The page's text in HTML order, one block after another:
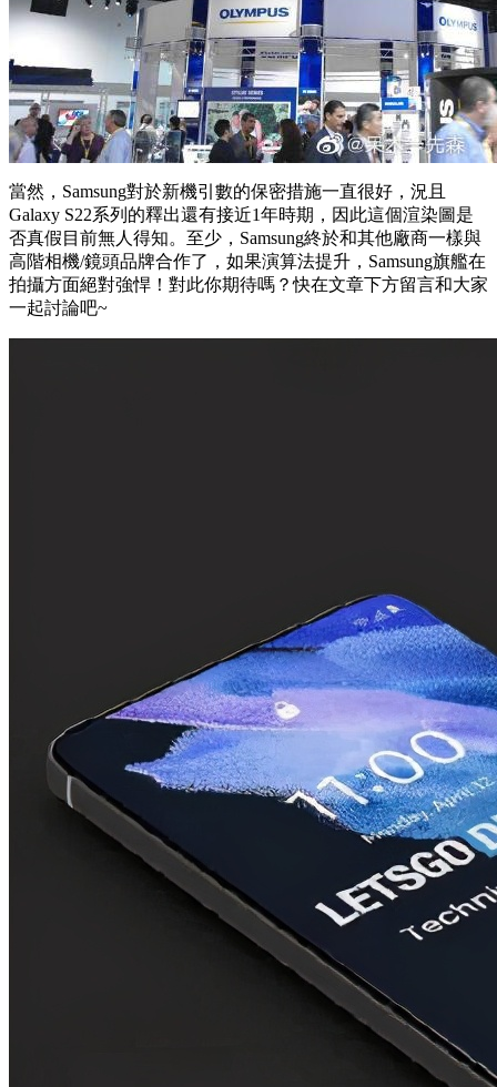
當然，Samsung對於新機引數的保密措施一直很好，況且
Galaxy S22系列的釋出還有接近1年時期，因此這個渲染圖是
否真假目前無人得知。至少，Samsung終於和其他廠商一樣與
高階相機/鏡頭品牌合作了，如果演算法提升，Samsung旗艦在
拍攝方面絕對強悍！對此你期待嗎？快在文章下方留言和大家
一起討論吧~